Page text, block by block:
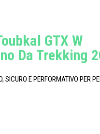
GTX W
Da Trekking
SICURO E PERFORMATIVO PER